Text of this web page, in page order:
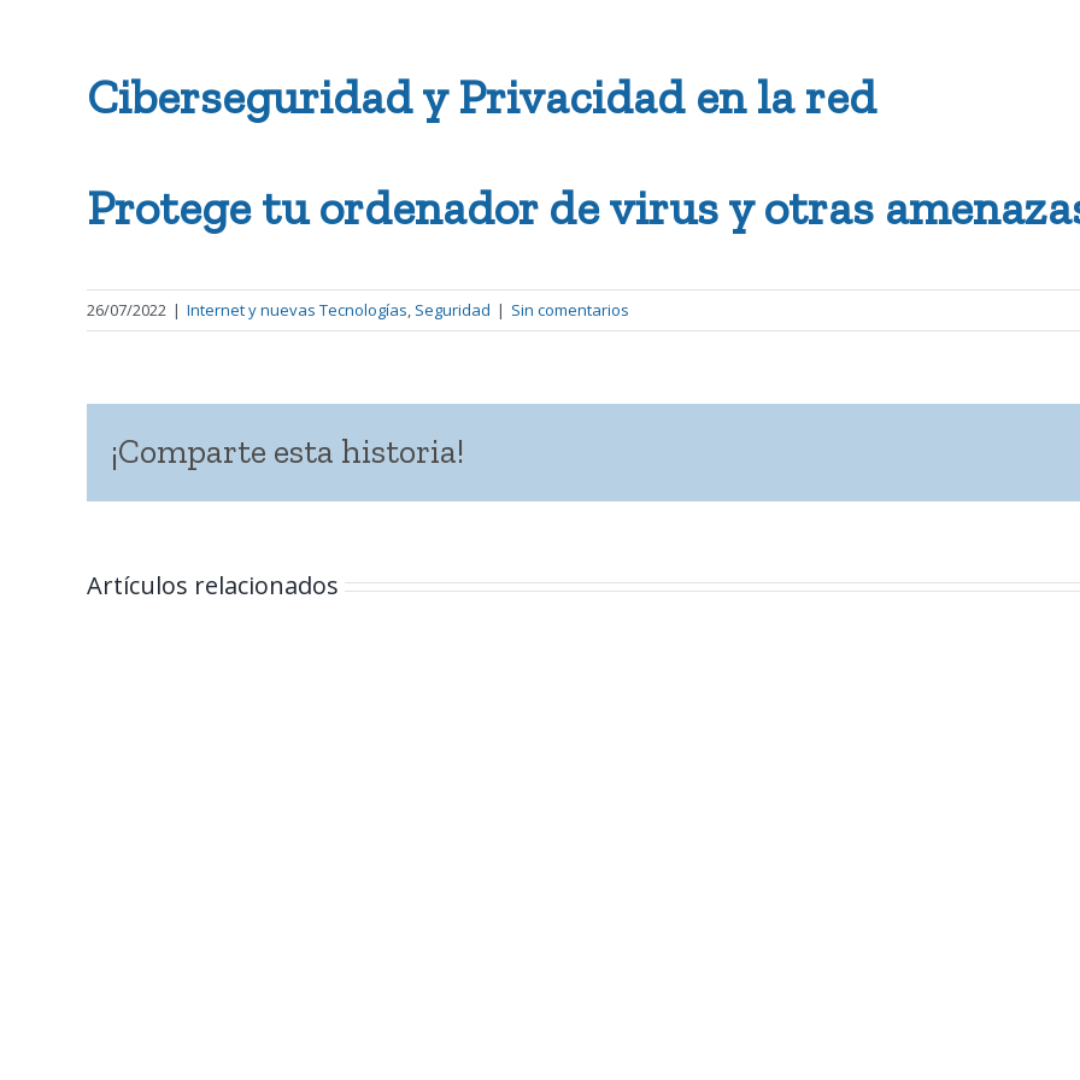
Ciberseguridad y Privacidad en la red
Protege tu ordenador de virus y otras
26/07/2022 | Internet y nuevas Tecnologías, Seguridad | Sin comentarios
¡Comparte esta historia!
Artículos relacionados